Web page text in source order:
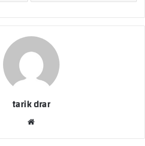
tarik drar